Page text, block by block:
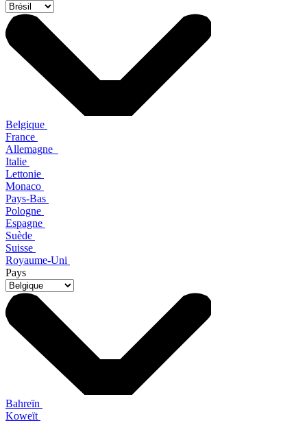
Belgique
France
Allemagne
Italie
Lettonie
Monaco
Pays-Bas
Pologne
Espagne
Suède
Suisse
Royaume-Uni
Pays
Bahreïn
Koweït